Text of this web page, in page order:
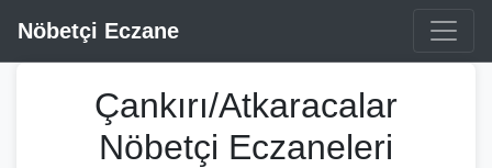
Nöbetçi Eczane
Çankırı/Atkaracalar
Nöbetçi Eczaneleri